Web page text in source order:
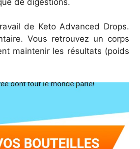
de Keto Advanced Drops.
Vous retrouvez un corps
maintenir les résultats (poids